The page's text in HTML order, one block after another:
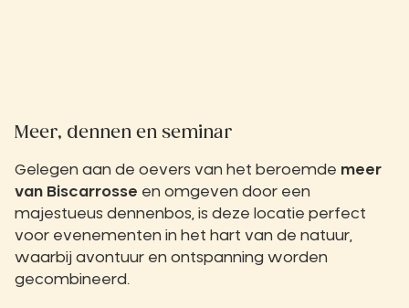
Meer, dennen en seminar
Gelegen aan de oevers van het beroemde meer
van Biscarrosse en omgeven door een
majestueus dennenbos, is deze locatie perfect
voor evenementen in het hart van de natuur,
waarbij avontuur en ontspanning worden
gecombineerd.